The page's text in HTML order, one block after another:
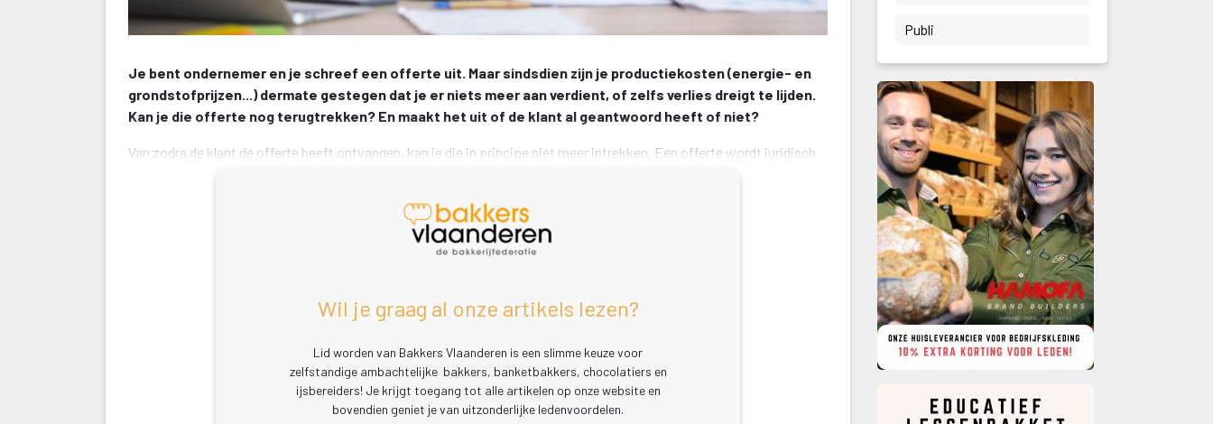
Je bent ondernemer en je schreef een offerte uit. Maar sindsdien zijn je productiekosten (energie- en
grondstofprijzen...) dermate gestegen dat je er niets meer aan verdient, of zelfs verlies dreigt te lijden.
Kan je die offerte nog terugtrekken? En maakt het uit of de klant al geantwoord heeft of niet?
Van zodra de klant de offerte heeft ontvangen, kan je die in principe niet meer intrekken. Een offerte wordt juridisch
Wil je graag al onze artikels lezen?
Lid worden van Bakkers Vlaanderen is een slimme keuze voor
zelfstandige ambachtelijke bakkers, banketbakkers, chocolatiers en
ijsbereiders! Je krijgt toegang tot alle artikelen op onze website en
bovendien geniet je van uitzonderlijke ledenvoordelen.
Publi